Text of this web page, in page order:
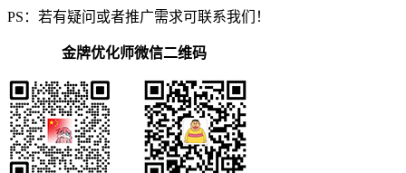
PS：若有疑问或者推广需求可联系我们！
金牌优化师微信二维码